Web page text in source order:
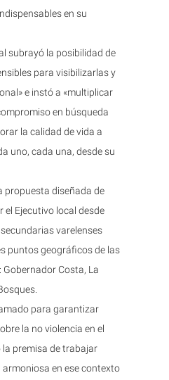
en su
subrayó la posibilidad de
para visibilizarlas y
e instó a «multiplicar
en búsqueda
la calidad de vida a
uno, cada una, desde su
propuesta diseñada de
el Ejecutivo local desde
varelenses
puntos geográficos de las
Costa, La
para garantizar
la no violencia en el
premisa de trabajar
en ese contexto